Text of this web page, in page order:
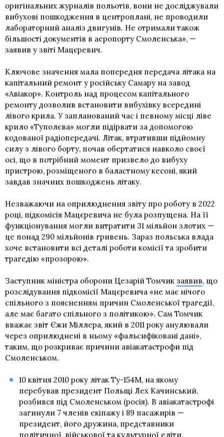
оригінальних журналів польотів, вони не досліджували
вибухові пошкодження в центроплані, не проводили
лабораторний аналіз двигунів. Не отримали також
більшості документів в аеропорту Смоленська», —
заявив у звіті Мацєревич.
Ключове значення мала попередня передача літака на
капітальний ремонт у російську Самару на завод
«Авіакор». Контроль над процесом капітального
ремонту дозволив встановити вибухівку всередині
лівого крила. У запланований час і певному місці ліве
крило «Туполєва» могли підірвати за допомогою
кодованої радіопередачі. Літак, втративши підйомну
силу з лівого борту, почав обертатися навколо своєї
осі, що в потрібний момент призвело до вибуху
пристрою, розміщеного в баластному кесоні, який
завдав значних пошкоджень літаку.
Незважаючи на оприлюднення звіту про роботу в 2022
році, підкомісія Мацєревича не була розпущена. На її
функціонування могли витратити 31 мільйон злотих —
це понад 290 мільйонів гривень. Зараз польська влада
хоче встановити всі деталі роботи комісії та зробити
трагедію «прозорою».
Заступник міністра оборони Цезарій Томчик заявив, що
розслідування підкомісії Мацєревича «не має нічого
спільного з поясненням причин Смоленської трагедії,
але має багато спільного з політикою». Сам Томчик
вважає звіт Єжи Міллера, який в 2011 року анулювали
через оприлюднені в ньому «фальсифіковані дані»,
таким, що розкриває причини авіакатастрофи під
Смоленськом.
10 квітня 2010 року літак Ту-154М, на якому
перебував президент Польщі Лех Качинський,
розбився під Смоленськом (росія). В авіакатастрофі
загинули 7 членів екіпажу і 89 пасажирів —
президент, його дружина, представники
політичної, військової та культурної еліти.